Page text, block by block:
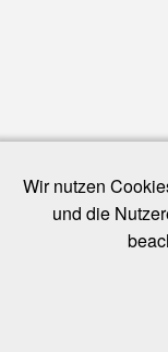
Wir nutzen
und die